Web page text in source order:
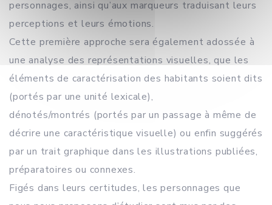
personnages, ainsi qu’aux marqueurs traduisant leurs
perceptions et leurs émotions.
Cette première approche sera également adossée à
une analyse des représentations visuelles, que les
éléments de caractérisation des habitants soient dits
(portés par une unité lexicale),
dénotés/montrés (portés par un passage à même de
décrire une caractéristique visuelle) ou enfin suggérés
par un trait graphique dans les illustrations publiées,
préparatoires ou connexes.
Figés dans leurs certitudes, les personnages que